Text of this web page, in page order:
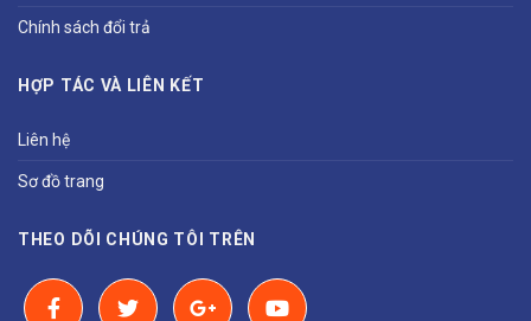
Chính sách đổi trả
HỢP TÁC VÀ LIÊN KẾT
Liên hệ
Sơ đồ trang
THEO DÕI CHÚNG TÔI TRÊN